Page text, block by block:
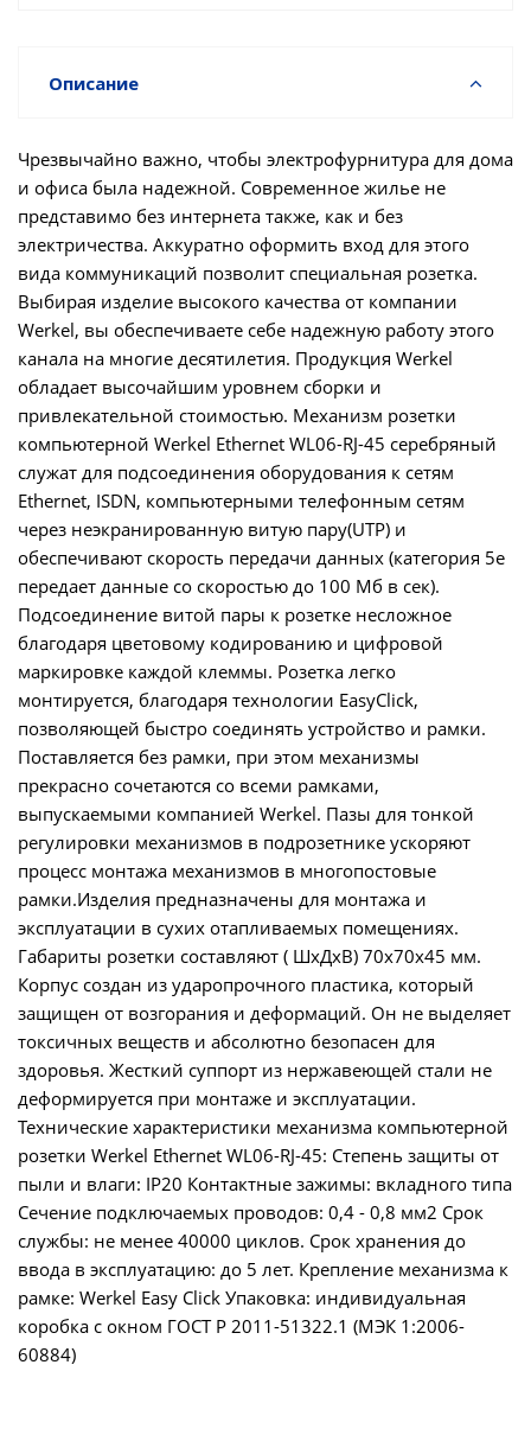
Описание
Чрезвычайно важно, чтобы электрофурнитура для дома
и офиса была надежной. Современное жилье не
представимо без интернета также, как и без
электричества. Аккуратно оформить вход для этого
вида коммуникаций позволит специальная розетка.
Выбирая изделие высокого качества от компании
Werkel, вы обеспечиваете себе надежную работу этого
канала на многие десятилетия. Продукция Werkel
обладает высочайшим уровнем сборки и
привлекательной стоимостью. Механизм розетки
компьютерной Werkel Ethernet WL06-RJ-45 серебряный
служат для подсоединения оборудования к сетям
Ethernet, ISDN, компьютерными телефонным сетям
через неэкранированную витую пару(UTP) и
обеспечивают скорость передачи данных (категория 5е
передает данные со скоростью до 100 Мб в сек).
Подсоединение витой пары к розетке несложное
благодаря цветовому кодированию и цифровой
маркировке каждой клеммы. Розетка легко
монтируется, благодаря технологии EasyClick,
позволяющей быстро соединять устройство и рамки.
Поставляется без рамки, при этом механизмы
прекрасно сочетаются со всеми рамками,
выпускаемыми компанией Werkel. Пазы для тонкой
регулировки механизмов в подрозетнике ускоряют
процесс монтажа механизмов в многопостовые
рамки.Изделия предназначены для монтажа и
эксплуатации в сухих отапливаемых помещениях.
Габариты розетки составляют ( ШхДхВ) 70х70х45 мм.
Корпус создан из ударопрочного пластика, который
защищен от возгорания и деформаций. Он не выделяет
токсичных веществ и абсолютно безопасен для
здоровья. Жесткий суппорт из нержавеющей стали не
деформируется при монтаже и эксплуатации.
Технические характеристики механизма компьютерной
розетки Werkel Ethernet WL06-RJ-45: Степень защиты от
пыли и влаги: IР20 Контактные зажимы: вкладного типа
Сечение подключаемых проводов: 0,4 - 0,8 мм2 Срок
службы: не менее 40000 циклов. Срок хранения до
ввода в эксплуатацию: до 5 лет. Крепление механизма к
рамке: Werkel Easy Click Упаковка: индивидуальная
коробка с окном ГОСТ Р 2011-51322.1 (МЭК 1:2006-
60884)